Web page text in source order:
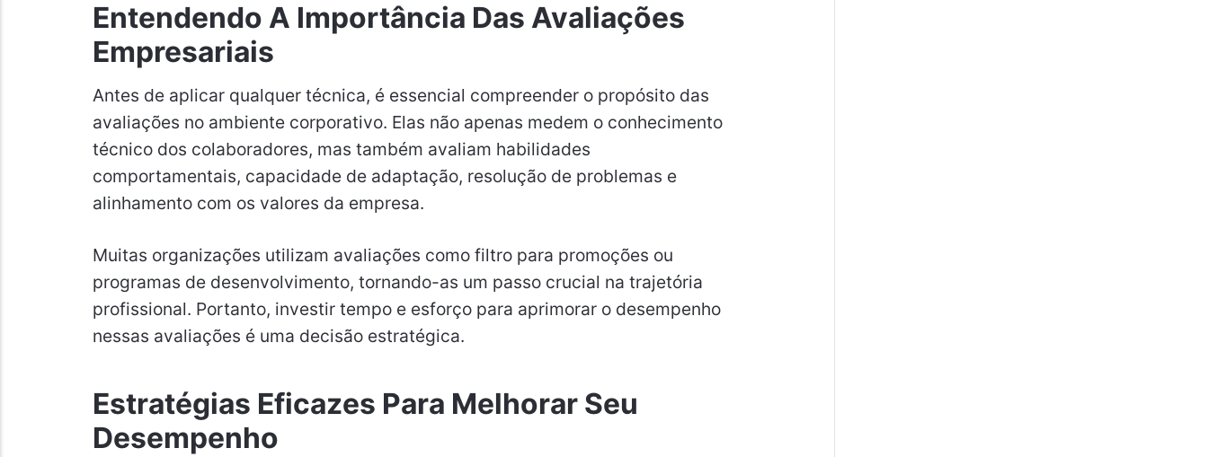
Entendendo A Importância Das Avaliações
Empresariais
Antes de aplicar qualquer técnica, é essencial compreender o propósito das
avaliações no ambiente corporativo. Elas não apenas medem o conhecimento
técnico dos colaboradores, mas também avaliam habilidades
comportamentais, capacidade de adaptação, resolução de problemas e
alinhamento com os valores da empresa.
Muitas organizações utilizam avaliações como filtro para promoções ou
programas de desenvolvimento, tornando-as um passo crucial na trajetória
profissional. Portanto, investir tempo e esforço para aprimorar o desempenho
nessas avaliações é uma decisão estratégica.
Estratégias Eficazes Para Melhorar Seu
Desempenho